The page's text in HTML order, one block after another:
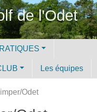
de l'Odet
Les équipes
Odet